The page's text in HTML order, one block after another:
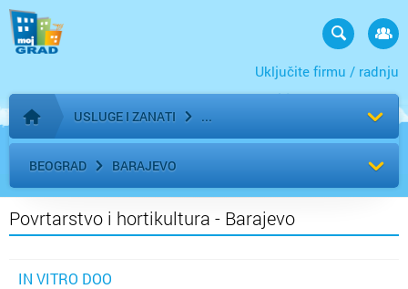
Uključite firmu / radnju
Početna stranica
USLUGE I ZANATI
BEOGRAD BARAJEVO
Povrtarstvo i hortikultura - Barajevo
IN VITRO DOO